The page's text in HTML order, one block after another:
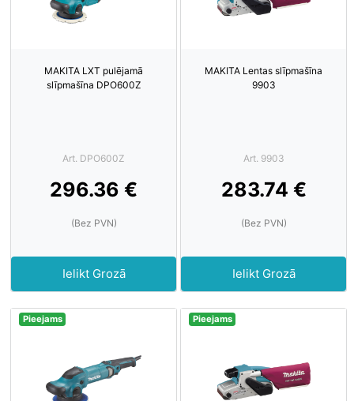
MAKITA LXT pulējamā
slīpmašīna DPO600Z
Art. DPO600Z
296.36 €
(Bez PVN)
Ielikt Grozā
MAKITA Lentas slīpmašīna
9903
Art. 9903
283.74 €
(Bez PVN)
Ielikt Grozā
Pieejams Pieejams